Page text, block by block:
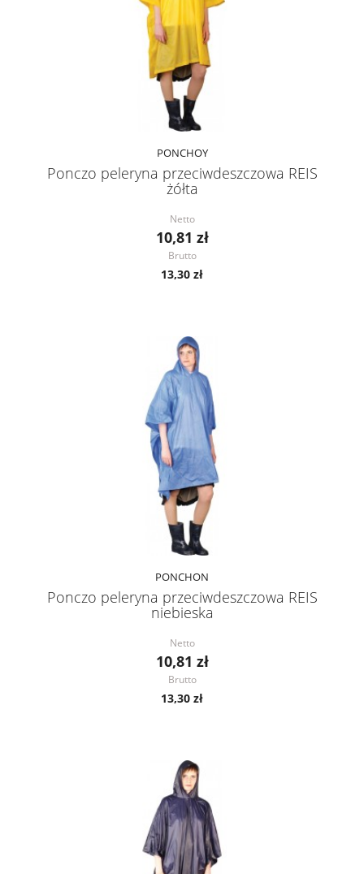
PONCHOY
Ponczo peleryna przeciwdeszczowa REIS
żółta
Netto
10,81 zł
Brutto
13,30 zł
PONCHON
Ponczo peleryna przeciwdeszczowa REIS
niebieska
Netto
10,81 zł
Brutto
13,30 zł